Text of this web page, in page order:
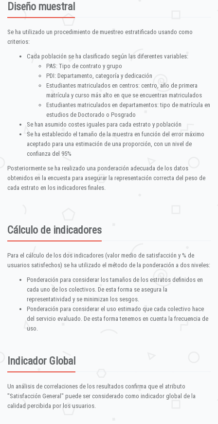
Diseño muestral
Se ha utilizado un procedimiento de muestreo estratificado usando como
criterios:
Cada población se ha clasificado según las diferentes variables:
PAS: Tipo de contrato y grupo
PDI: Departamento, categoría y dedicación
Estudiantes matriculados en centros: centro, año de primera
matrícula y curso más alto en que se encuentran matriculados
Estudiantes matriculados en departamentos: tipo de matrícula en
estudios de Doctorado o Posgrado
Se han asumido costes iguales para cada estrato y población
Se ha establecido el tamaño de la muestra en función del error máximo
aceptado para una estimación de una proporción, con un nivel de
confianza del 95%
Posteriormente se ha realizado una ponderación adecuada de los datos
obtenidos en la encuesta para asegurar la representación correcta del peso de
cada estrato en los indicadores finales.
Cálculo de indicadores
Para el cálculo de los dos indicadores (valor medio de satisfacción y % de
usuarios satisfechos) se ha utilizado el método de la ponderación a dos niveles:
Ponderación para considerar los tamaños de los estratos definidos en
cada uno de los colectivos. De esta forma se asegura la
representatividad y se minimizan los sesgos.
Ponderación para considerar el uso estimado que cada colectivo hace
del servicio evaluado. De esta forma tenemos en cuenta la frecuencia de
uso.
Indicador Global
Un análisis de correlaciones de los resultados confirma que el atributo
"Satisfacción General" puede ser considerado como indicador global de la
calidad percibida por los usuarios.